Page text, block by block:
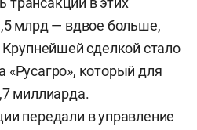
млрд — вдвое больше,
сделкой стало
«Русагро», который для
миллиарда.
передали в управление